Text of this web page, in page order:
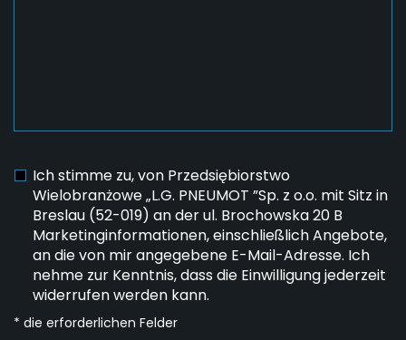
Ich stimme zu, von Przedsiębiorstwo
Wielobranżowe „L.G. PNEUMOT ”Sp. z o.o. mit Sitz in
Breslau (52-019) an der ul. Brochowska 20 B
Marketinginformationen, einschließlich Angebote,
an die von mir angegebene E-Mail-Adresse. Ich
nehme zur Kenntnis, dass die Einwilligung jederzeit
widerrufen werden kann.
* die erforderlichen Felder